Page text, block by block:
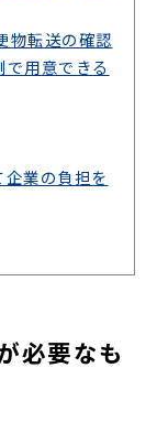
物転送の確認
用意できる
業の負担を
必要なも